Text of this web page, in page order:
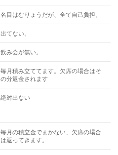
名目はむりょうだが、全て自己負担。
出てない。
飲み会が無い。
毎月積み立ててます。欠席の場合はそ
の分返金されます
絶対出ない
毎月の積立金でまかない、欠席の場合
は返ってきます。